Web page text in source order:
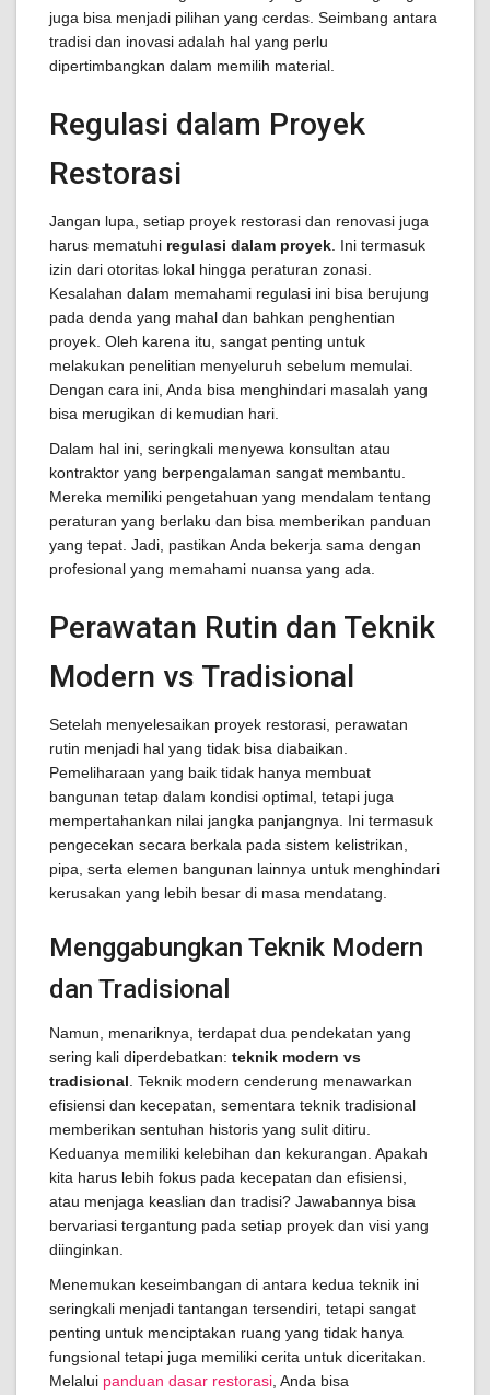
juga bisa menjadi pilihan yang cerdas. Seimbang antara
tradisi dan inovasi adalah hal yang perlu
dipertimbangkan dalam memilih material.
Regulasi dalam Proyek
Restorasi
Jangan lupa, setiap proyek restorasi dan renovasi juga
harus mematuhi regulasi dalam proyek . Ini termasuk
izin dari otoritas lokal hingga peraturan zonasi.
Kesalahan dalam memahami regulasi ini bisa berujung
pada denda yang mahal dan bahkan penghentian
proyek. Oleh karena itu, sangat penting untuk
melakukan penelitian menyeluruh sebelum memulai.
Dengan cara ini, Anda bisa menghindari masalah yang
bisa merugikan di kemudian hari.
Dalam hal ini, seringkali menyewa konsultan atau
kontraktor yang berpengalaman sangat membantu.
Mereka memiliki pengetahuan yang mendalam tentang
peraturan yang berlaku dan bisa memberikan panduan
yang tepat. Jadi, pastikan Anda bekerja sama dengan
profesional yang memahami nuansa yang ada.
Perawatan Rutin dan Teknik
Modern vs Tradisional
Setelah menyelesaikan proyek restorasi, perawatan
rutin menjadi hal yang tidak bisa diabaikan.
Pemeliharaan yang baik tidak hanya membuat
bangunan tetap dalam kondisi optimal, tetapi juga
mempertahankan nilai jangka panjangnya. Ini termasuk
pengecekan secara berkala pada sistem kelistrikan,
pipa, serta elemen bangunan lainnya untuk menghindari
kerusakan yang lebih besar di masa mendatang.
Menggabungkan Teknik Modern
dan Tradisional
Namun, menariknya, terdapat dua pendekatan yang
sering kali diperdebatkan: teknik modern vs
tradisional . Teknik modern cenderung menawarkan
efisiensi dan kecepatan, sementara teknik tradisional
memberikan sentuhan historis yang sulit ditiru.
Keduanya memiliki kelebihan dan kekurangan. Apakah
kita harus lebih fokus pada kecepatan dan efisiensi,
atau menjaga keaslian dan tradisi? Jawabannya bisa
bervariasi tergantung pada setiap proyek dan visi yang
diinginkan.
Menemukan keseimbangan di antara kedua teknik ini
seringkali menjadi tantangan tersendiri, tetapi sangat
penting untuk menciptakan ruang yang tidak hanya
fungsional tetapi juga memiliki cerita untuk diceritakan.
Melalui panduan dasar restorasi , Anda bisa